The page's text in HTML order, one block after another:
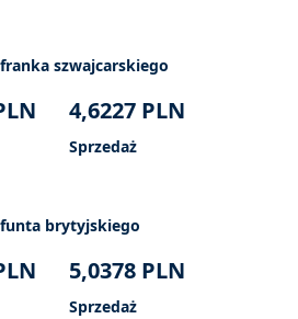
szwajcarskiego
4,6227 PLN
Sprzedaż
brytyjskiego
5,0378 PLN
Sprzedaż